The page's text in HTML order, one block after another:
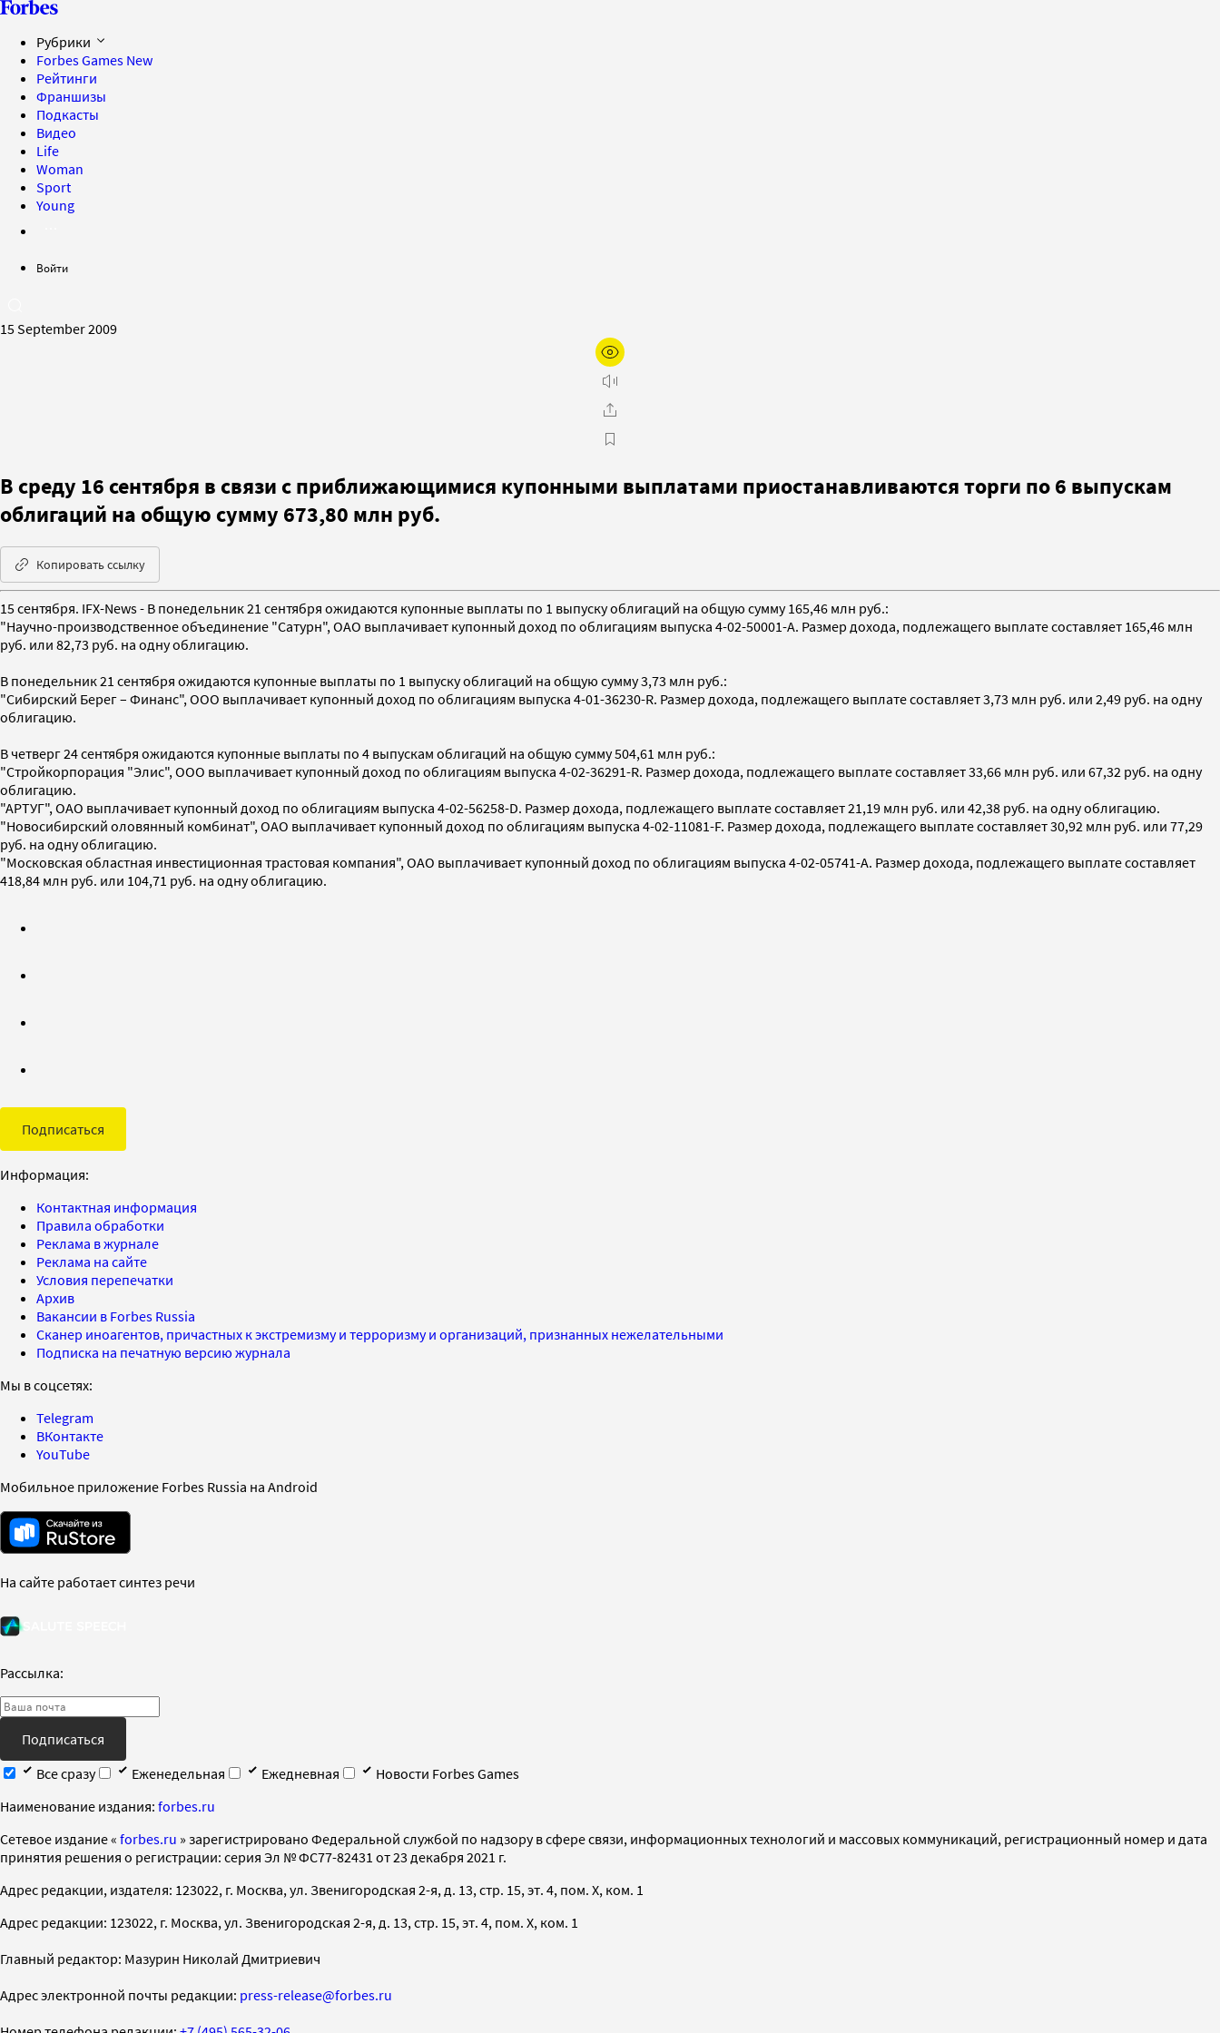
Рубрики
Forbes Games New
Рейтинги
Франшизы
Подкасты
Видео
Life
Woman
Sport
Young
Войти
15 September 2009
В среду 16 сентября в связи с приближающимися купонными выплатами приостанавливаются торги по 6 выпускам
облигаций на общую сумму 673,80 млн руб.
Копировать ссылку
15 сентября. IFX-News - В понедельник 21 сентября ожидаются купонные выплаты по 1 выпуску облигаций на общую сумму 165,46 млн руб.:
"Научно-производственное объединение "Сатурн", ОАО выплачивает купонный доход по облигациям выпуска 4-02-50001-A. Размер дохода, подлежащего выплате составляет 165,46 млн
руб. или 82,73 руб. на одну облигацию.
В понедельник 21 сентября ожидаются купонные выплаты по 1 выпуску облигаций на общую сумму 3,73 млн руб.:
"Сибирский Берег – Финанс", ООО выплачивает купонный доход по облигациям выпуска 4-01-36230-R. Размер дохода, подлежащего выплате составляет 3,73 млн руб. или 2,49 руб. на одну
облигацию.
В четверг 24 сентября ожидаются купонные выплаты по 4 выпускам облигаций на общую сумму 504,61 млн руб.:
"Стройкорпорация "Элис", ООО выплачивает купонный доход по облигациям выпуска 4-02-36291-R. Размер дохода, подлежащего выплате составляет 33,66 млн руб. или 67,32 руб. на одну
облигацию.
"АРТУГ", ОАО выплачивает купонный доход по облигациям выпуска 4-02-56258-D. Размер дохода, подлежащего выплате составляет 21,19 млн руб. или 42,38 руб. на одну облигацию.
"Новосибирский оловянный комбинат", ОАО выплачивает купонный доход по облигациям выпуска 4-02-11081-F. Размер дохода, подлежащего выплате составляет 30,92 млн руб. или 77,29
руб. на одну облигацию.
"Московская областная инвестиционная трастовая компания", ОАО выплачивает купонный доход по облигациям выпуска 4-02-05741-A. Размер дохода, подлежащего выплате составляет
418,84 млн руб. или 104,71 руб. на одну облигацию.
Подписаться
Информация:
Контактная информация
Правила обработки
Реклама в журнале
Реклама на сайте
Условия перепечатки
Архив
Вакансии в Forbes Russia
Сканер иноагентов, причастных к экстремизму и терроризму и организаций, признанных нежелательными
Подписка на печатную версию журнала
Мы в соцсетях:
Telegram
ВКонтакте
YouTube
Мобильное приложение Forbes Russia на Android
На сайте работает синтез речи
Рассылка:
Подписаться
Все сразу
Еженедельная Ежедневная
Новости Forbes Games
Наименование издания: forbes.ru
Cетевое издание « forbes.ru » зарегистрировано Федеральной службой по надзору в сфере связи, информационных технологий и массовых коммуникаций, регистрационный номер и дата
принятия решения о регистрации: серия Эл № ФС77-82431 от 23 декабря 2021 г.
Адрес редакции, издателя: 123022, г. Москва, ул. Звенигородская 2-я, д. 13, стр. 15, эт. 4, пом. X, ком. 1
Адрес редакции: 123022, г. Москва, ул. Звенигородская 2-я, д. 13, стр. 15, эт. 4, пом. X, ком. 1
Главный редактор: Мазурин Николай Дмитриевич
Адрес электронной почты редакции: press-release@forbes.ru